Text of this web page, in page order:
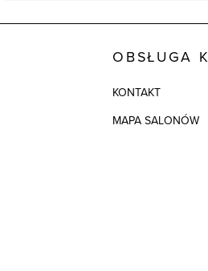
OBSŁUGA
KONTAKT
MAPA SALONÓW